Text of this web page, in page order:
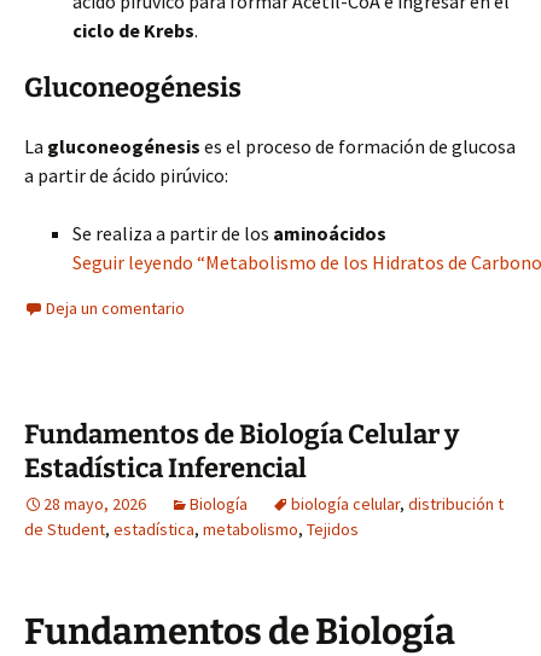
ciclo de Krebs.
Gluconeogénesis
La gluconeogénesis es el proceso de formación de glucosa
a partir de ácido pirúvico:
Se realiza a partir de los aminoácidos
Seguir leyendo “Metabolismo de los Hidratos de
Deja un comentario
Fundamentos de Biología Celular y
Estadística Inferencial
28 mayo, 2026 Biología biología celular, distribución t
de Student, estadística, metabolismo, Tejidos
Fundamentos de Biología